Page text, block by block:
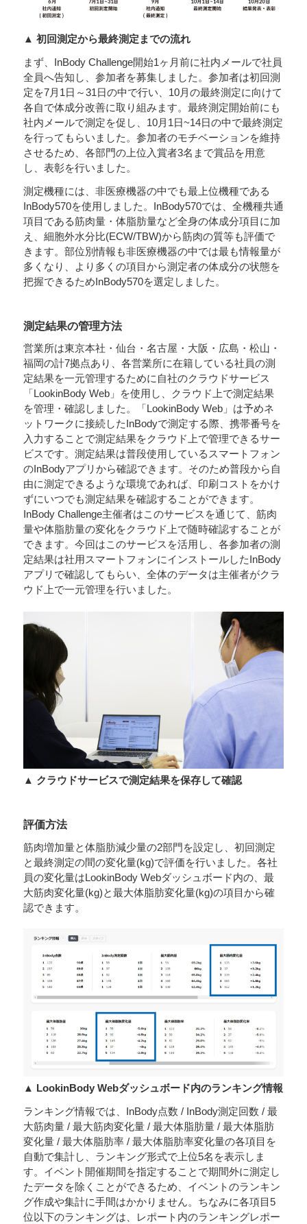
▲ 初回測定から最終測定までの流れ
まず、InBody Challenge開始1ヶ月前に社内メールで社員
全員へ告知し、参加者を募集しました。参加者は初回測
定を7月1日～31日の中で行い、10月の最終測定に向けて
各自で体成分改善に取り組みます。最終測定開始前にも
社内メールで測定を促し、10月1日~14日の中で最終測定
を行ってもらいました。参加者のモチベーションを維持
させるため、各部門の上位入賞者3名まで賞品を用意
し、表彰を行いました。
測定機種には、非医療機器の中でも最上位機種である
InBody570を使用しました。InBody570では、全機種共通
項目である筋肉量・体脂肪量など全身の体成分項目に加
え、細胞外水分比(ECW/TBW)から筋肉の質等も評価で
きます。部位別情報も非医療機器の中では最も情報量が
多くなり、より多くの項目から測定者の体成分の状態を
把握できるためInBody570を選定しました。
測定結果の管理方法
営業所は東京本社・仙台・名古屋・大阪・広島・松山・
福岡の計7拠点あり、各営業所に在籍している社員の測
定結果を一元管理するために自社のクラウドサービス
「LookinBody Web」を使用し、クラウド上で測定結果
を管理・確認しました。「LookinBody Web」は予めネ
ットワークに接続したInBodyで測定する際、携帯番号を
入力することで測定結果をクラウド上で管理できるサー
ビスです。測定結果は普段使用しているスマートフォン
のInBodyアプリから確認できます。そのため普段から自
由に測定できるような環境であれば、印刷コストをかけ
ずにいつでも測定結果を確認することができます。
InBody Challenge主催者はこのサービスを通じて、筋肉
量や体脂肪量の変化をクラウド上で随時確認することが
できます。今回はこのサービスを活用し、各参加者の測
定結果は社用スマートフォンにインストールしたInBody
アプリで確認してもらい、全体のデータは主催者がクラ
ウド上で一元管理を行いました。
▲ クラウドサービスで測定結果を保存して確認
評価方法
筋肉増加量と体脂肪減少量の2部門を設定し、初回測定
と最終測定の間の変化量(kg)で評価を行いました。各社
員の変化量はLookinBody Webダッシュボード内の、最
大筋肉変化量(kg)と最大体脂肪変化量(kg)の項目から確
認できます。
▲ LookinBody Webダッシュボード内のランキング情報
ランキング情報では、InBody点数 / InBody測定回数 / 最
大筋肉量 / 最大筋肉変化量 / 最大体脂肪量 / 最大体脂肪
変化量 / 最大体脂肪率 / 最大体脂肪率変化量の各項目を
自動で集計し、ランキング形式で上位5名を表示しま
す。イベント開催期間を指定することで期間外に測定し
たデータを除くことができるため、イベントのランキン
グ作成や集計に手間はかかりません。ちなみに各項目5
位以下のランキングは、レポート内のランキングレポー